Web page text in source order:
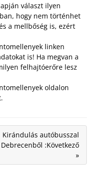
választ ilyen
hogy nem történhet
a mellbőség is, ezért
linken
is! Ha megvan a
felhajtóerőre lesz
oldalon
Kirándulás autóbusszal
Debrecenből :Következő
»